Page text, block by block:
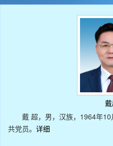
戴 超，男，汉族，1964年
共党员。 详细